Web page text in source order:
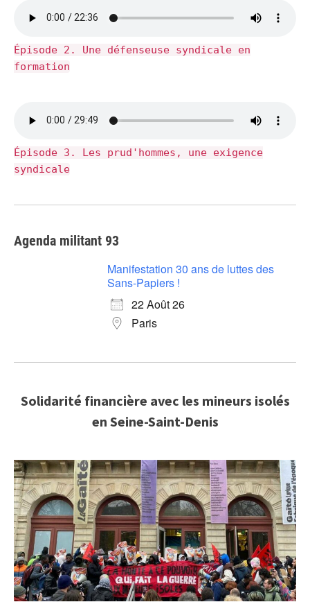
Épisode 2. Une défenseuse syndicale en
formation
Épisode 3. Les prud'hommes, une exigence
syndicale
Agenda militant 93
Manifestation 30 ans de luttes des
Sans-Papiers !
22 Août 26
Paris
Solidarité financière avec les mineurs isolés
en Seine-Saint-Denis